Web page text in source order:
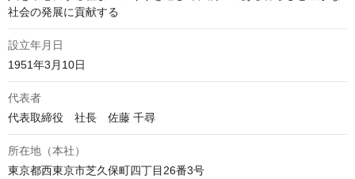
社会の発展に貢献する
設立年月日
1951年3月10日
代表者
代表取締役　社長　佐藤 千尋
所在地（本社）
東京都西東京市芝久保町四丁目26番3号